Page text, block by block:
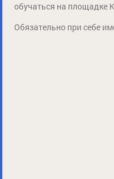
обучаться на
Обязательно при себе